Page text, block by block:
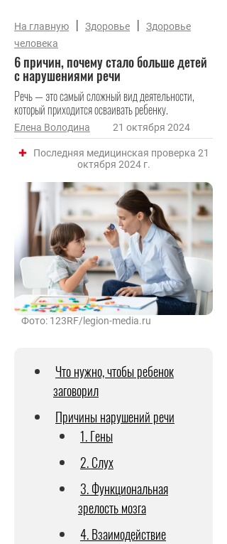
На главную | Здоровье |
Здоровье
человека
6 причин, почему стало больше детей
с нарушениями речи
Речь — это самый сложный вид деятельности,
который приходится осваивать ребенку.
Елена Володина 21 октября 2024
Последняя медицинская проверка 21
октября 2024 г.
Фото: 123RF/legion-media.ru
Что нужно, чтобы ребенок
заговорил
Причины нарушений речи
1. Гены
2. Слух
3. Функциональная
зрелость мозга
4. Взаимодействие